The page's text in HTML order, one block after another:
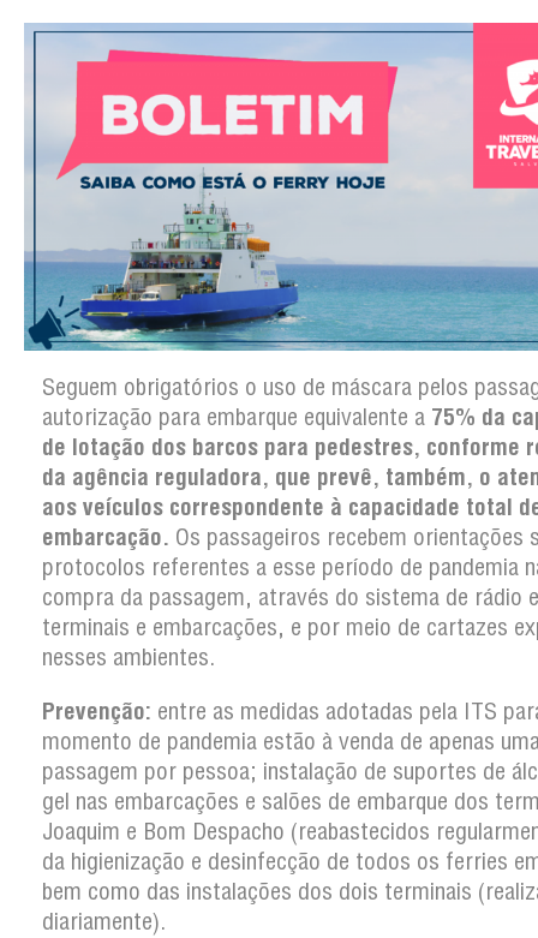
Seguem obrigatórios o uso de máscara pelos
autorização para embarque equivalente a 75% da
de lotação dos barcos para pedestres, conforme
da agência reguladora, que prevê, também, o
aos veículos correspondente à capacidade total
embarcação. Os passageiros recebem orientações
protocolos referentes a esse período de pandemia
compra da passagem, através do sistema de rádio
terminais e embarcações, e por meio de cartazes
nesses ambientes.
Prevenção: entre as medidas adotadas pela ITS
momento de pandemia estão à venda de apenas
passagem por pessoa; instalação de suportes de
gel nas embarcações e salões de embarque dos
Joaquim e Bom Despacho (reabastecidos
da higienização e desinfecção de todos os ferries
bem como das instalações dos dois terminais
diariamente).